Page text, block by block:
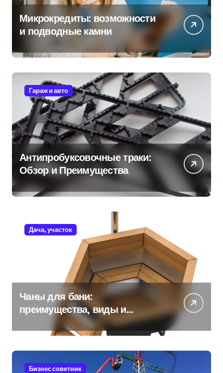
Микрокредиты: возможности
и подводные камни
Гараж и авто
Антипробуксовочные траки:
Обзор и Преимущества
Дача, участок
Чаны для бани:
преимущества, виды и
особенности использования
Бизнес советник